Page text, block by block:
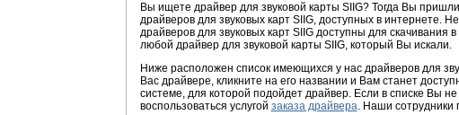
Вы ищете драйвер для звуковой карты SIIG? Тогда Вы
драйверов для звуковых карт SIIG, доступных в
драйверов для звуковых карт SIIG доступны для
любой драйвер для звуковой карты SIIG, который Вы искали.
Ниже расположен список имеющихся у нас драйверов для
Вас драйвере, кликните на его названии и Вам станет
системе, для которой подойдет драйвер. Если в списке Вы
воспользоваться услугой заказа драйвера. Наши сотрудники